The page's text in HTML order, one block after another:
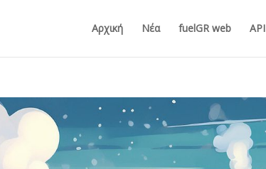
Αρχική Νέα fuelGR web API